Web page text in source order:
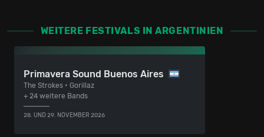
WEITERE FESTIVALS IN ARGENTINIEN
Primavera Sound Buenos Aires
The Strokes • Gorillaz
+ 24 weitere Bands
28. UND 29. NOVEMBER 2026